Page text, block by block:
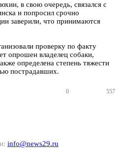
в свою очередь, связался с
и попросил срочно
заверили, что принимаются
проверку по факту
опрошен владелец собаки,
определена степень тяжести
пострадавших.
0 557
info@news29.ru